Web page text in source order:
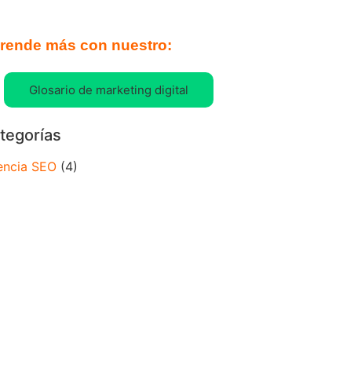
más con nuestro:
Glosario de marketing digital
SEO(4)